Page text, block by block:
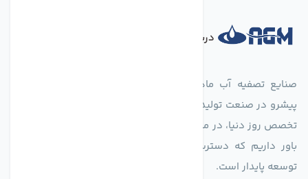
درباره فروشگاه
پیشرو در صنعت تولید تجهیزات تصفیه آب، با تکیه بر دانش فنی و
تخصص روز دنیا، در مسیر تأمین آب سالم و پایدار گام برمی‌دارد. ما
باور داریم که دسترسی به آب پاک، یک حق اساسی و زیربنای
توسعه پایدار است.